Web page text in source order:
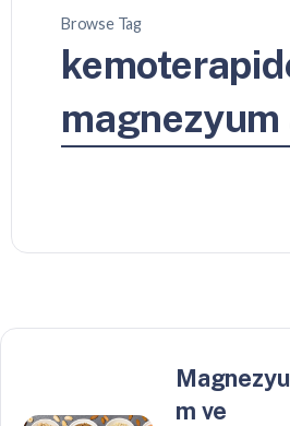
Browse Tag
magnezyum
Magnezyu
m ve